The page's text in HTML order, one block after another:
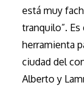
está muy
tranquilo”.
herramienta
ciudad del
Alberto y